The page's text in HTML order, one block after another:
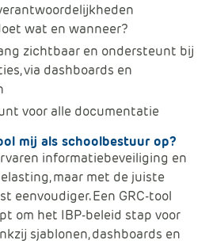
wat en wanneer?
zichtbaar en ondersteunt bij
via dashboards en
voor alle documentatie
mij als schoolbestuur op?
informatiebeveiliging en
maar met de juiste
eenvoudiger. Een GRC-tool
om het IBP-beleid stap voor
sjablonen, dashboards en